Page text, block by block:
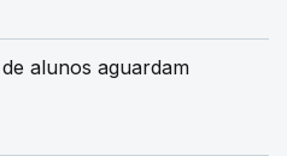
alunos aguardam